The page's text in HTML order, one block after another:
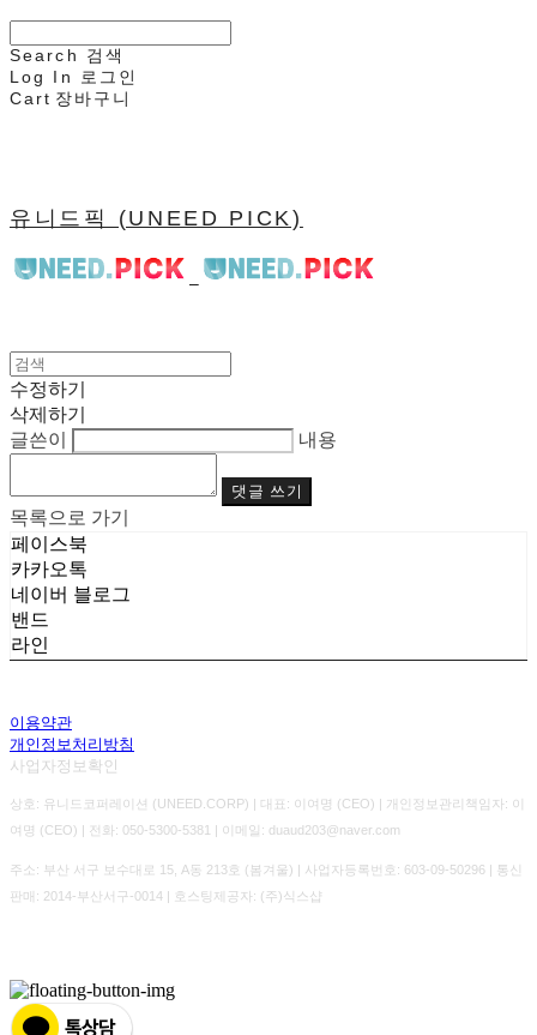
Search
검색
Log In
로그인
Cart 장바구니
유니드픽 (UNEED PICK)
수정하기
삭제하기
글쓴이
내용
댓글 쓰기
목록으로 가기
페이스북
카카오톡
네이버 블로그
밴드
라인
이용약관
개인정보처리방침
사업자정보확인
상호: 유니드코퍼레이션 (UNEED.CORP) | 대표: 이여명 (CEO) | 개인정보관리책임자: 이
여명 (CEO) | 전화: 050-5300-5381 | 이메일: duaud203@naver.com
주소: 부산 서구 보수대로 15, A동 213호 (봄겨울) | 사업자등록번호: 603-09-50296 | 통신
판매: 2014-부산서구-0014 | 호스팅제공자: (주)식스샵